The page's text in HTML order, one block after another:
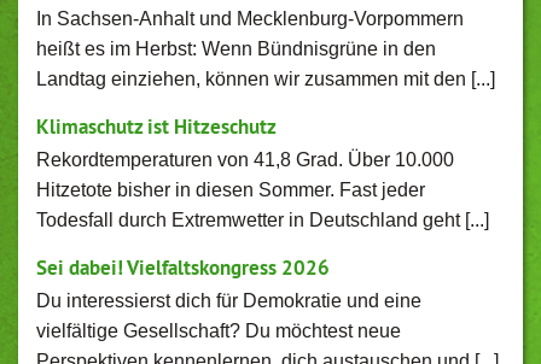
In Sachsen-Anhalt und Mecklenburg-Vorpommern
heißt es im Herbst: Wenn Bündnisgrüne in den
Landtag einziehen, können wir zusammen mit den [...]
Klimaschutz ist Hitzeschutz
Rekordtemperaturen von 41,8 Grad. Über 10.000
Hitzetote bisher in diesen Sommer. Fast jeder
Todesfall durch Extremwetter in Deutschland geht [...]
Sei dabei! Vielfaltskongress 2026
Du interessierst dich für Demokratie und eine
vielfältige Gesellschaft? Du möchtest neue